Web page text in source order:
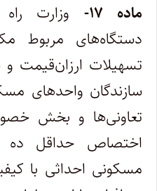
ماده ۱۷-
وزارت
دستگاه‌های مربوط
تسهیلات ارزان‌قیمت و
سازندگان واحدهای
تعاونی‌ها و بخش
مسکونی احداثی با